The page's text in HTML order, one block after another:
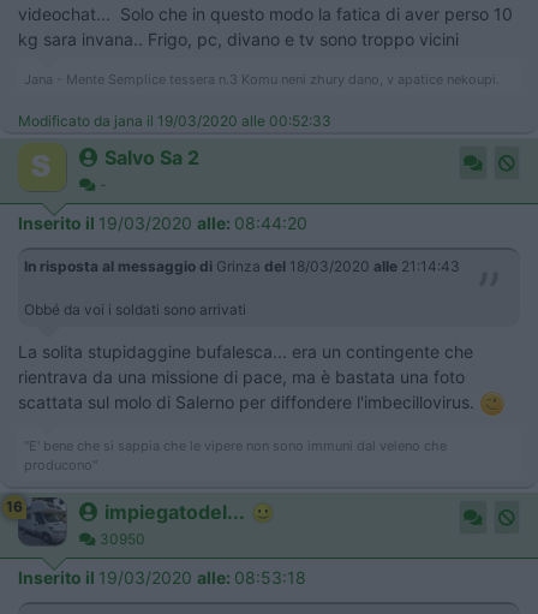
videochat... Solo che in questo modo la fatica di aver perso 10
kg sara invana.. Frigo, pc, divano e tv sono troppo vicini
Jana - Mente Semplice tessera n.3 Komu neni zhury dano, v apatice nekoupi.
Modificato da jana il 19/03/2020 alle 00:52:33
Salvo Sa 2
-
Inserito il 19/03/2020 alle: 08:44:20
In risposta al messaggio di Grinza del 18/03/2020 alle 21:14:43
Obbé da voi i soldati sono arrivati
La solita stupidaggine bufalesca... era un contingente che
rientrava da una missione di pace, ma è bastata una foto
scattata sul molo di Salerno per diffondere l'imbecillovirus.
"E' bene che si sappia che le vipere non sono immuni dal veleno che
producono"
16 impiegatodel...
30950
Inserito il 19/03/2020 alle: 08:53:18